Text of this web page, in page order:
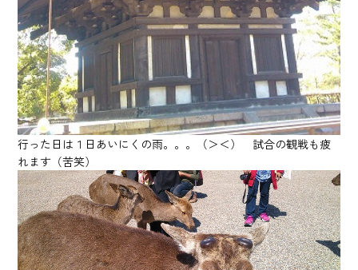
行った日は１日あいにくの雨。。。（＞＜） 試合の観戦も疲
れます（苦笑）